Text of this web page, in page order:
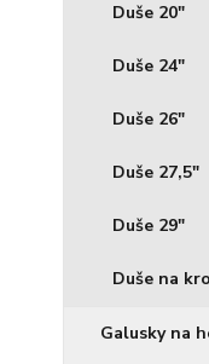
Duše 20"
Duše 24"
Duše 26"
Duše 27,5"
Duše 29"
Duše na
Galusky na